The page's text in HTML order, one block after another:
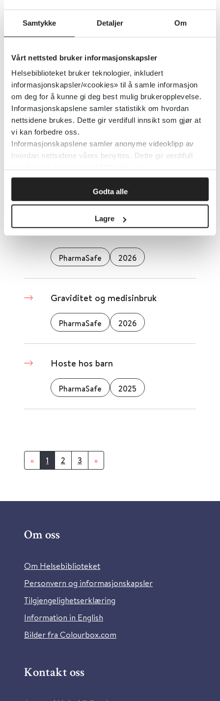
Samtykke Detaljer Om
Vårt nettsted bruker informasjonskapsler
Helsebiblioteket bruker teknologier, inkludert
informasjonskapsler/«cookies» til å samle informasjon
om deg for å kunne gi deg best mulig brukeropplevelse.
Informasjonskapslene samler statistikk om hvordan
nettsidene brukes. Dette gir verdifull innsikt som gjør at
vi kan forbedre oss.
Informasjonskapslene samler anonyme videoklipp av
hvordan nettsidene våres benyttes. Dette gir verdifull
Godta alle
Lagre
Feber hos barn
Flaskemating
PharmaSafe 2024
Forstoppelse hos barn: råd fra
Pharmasafe
PharmaSafe 2025
Forstoppelse hos gravide og
ammende
PharmaSafe 2026
Graviditet og medisinbruk
PharmaSafe 2026
Hoste hos barn
PharmaSafe 2025
« 1 2 3 »
Om oss
Om Helsebiblioteket
Personvern og informasjonskapsler
Tilgjengelighetserklæring
Information in English
Bilder fra Colourbox.com
Kontakt oss